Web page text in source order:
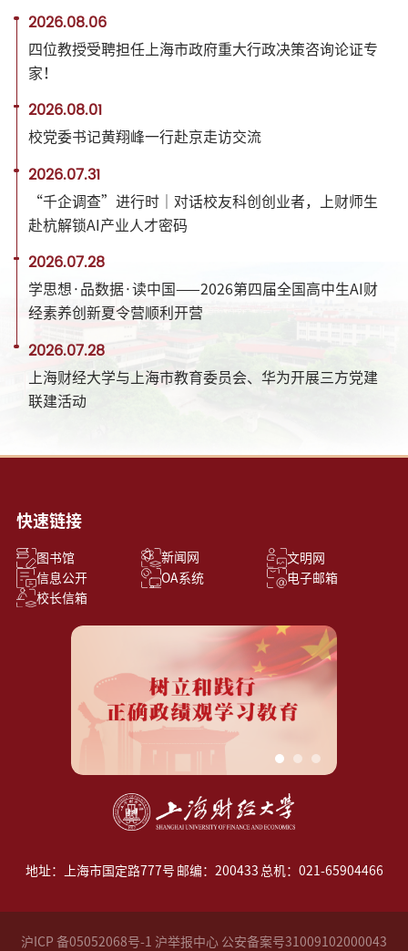
2026.08.06
四位教授受聘担任上海市政府重大行政决策咨询论证专
家！
2026.08.01
校党委书记黄翔峰一行赴京走访交流
2026.07.31
“千企调查”进行时｜对话校友科创创业者，上财师生
赴杭解锁AI产业人才密码
2026.07.28
学思想·品数据·读中国——2026第四届全国高中生AI财
经素养创新夏令营顺利开营
2026.07.28
上海财经大学与上海市教育委员会、华为开展三方党建
联建活动
地址：上海市国定路777号 邮编：200433 总机：021-65904466
快速链接
图书馆 新闻网
文明网
信息公开
OA系统
电子邮箱
校长信箱
沪ICP 备05052068号-1 沪举报中心 公安备案号31009102000043